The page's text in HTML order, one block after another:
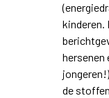
kinderen.
hersenen
de